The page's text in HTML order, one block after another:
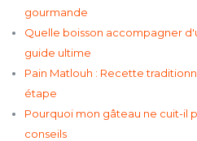
gourmande
Quelle boisson accompagner
guide ultime
Pain Matlouh : Recette
étape
Pourquoi mon gâteau ne cuit-il
conseils